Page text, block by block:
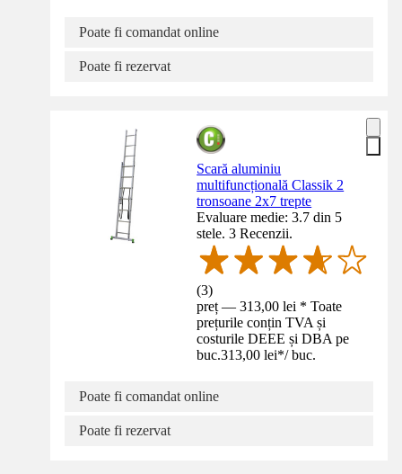
Poate fi comandat online
Poate fi rezervat
Scară aluminiu
multifuncțională Classik 2
tronsoane 2x7 trepte
Evaluare medie: 3.7 din 5
stele. 3 Recenzii.
(3)
preț — 313,00 lei * Toate
prețurile conțin TVA și
costurile DEEE și DBA pe
buc.313,00 lei*/ buc.
Poate fi comandat online
Poate fi rezervat